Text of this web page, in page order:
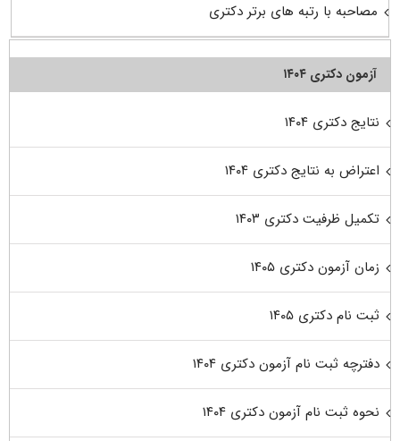
مصاحبه با رتبه های برتر دکتری
آزمون دکتری ۱۴۰۴
نتایج دکتری ۱۴۰۴
اعتراض به نتایج دکتری ۱۴۰۴
تکمیل ظرفیت دکتری ۱۴۰۳
زمان آزمون دکتری ۱۴۰۵
ثبت نام دکتری ۱۴۰۵
دفترچه ثبت نام آزمون دکتری ۱۴۰۴
نحوه ثبت نام آزمون دکتری ۱۴۰۴